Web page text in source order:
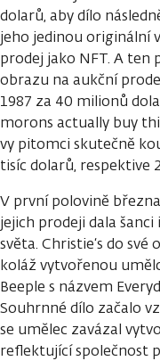
dolarů, aby dílo
jeho jedinou originální
prodej jako NFT. A ten
obrazu na aukční
1987 za 40 milionů
morons actually buy
vy pitomci skutečně
tisíc dolarů, respektive
V první polovině
jejich prodeji dala
světa. Christie‘s do
koláž vytvořenou
Beeple s názvem
Souhrnné dílo začalo
se umělec zavázal
reflektující společnost